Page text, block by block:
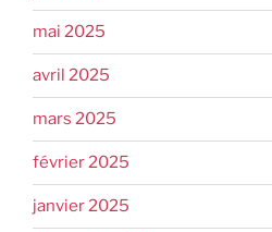
mai 2025
avril 2025
mars 2025
février 2025
janvier 2025